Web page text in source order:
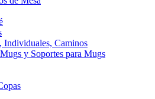
Individuales, Caminos
y Soportes para Mugs